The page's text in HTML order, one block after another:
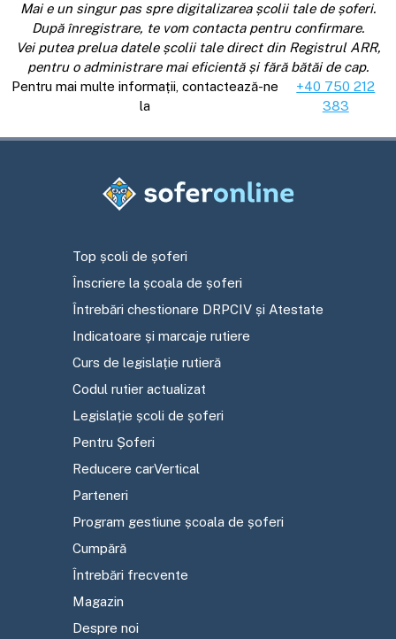
Mai e un singur pas spre digitalizarea școlii tale de șoferi.
După înregistrare, te vom contacta pentru confirmare.
Vei putea prelua datele școlii tale direct din Registrul ARR,
pentru o administrare mai eficientă și fără bătăi de cap.
Pentru mai multe informații, contactează-ne
la
+40 750 212
383
Top școli de șoferi
Înscriere la școala de șoferi
Întrebări chestionare DRPCIV și Atestate
Indicatoare și marcaje rutiere
Curs de legislație rutieră
Codul rutier actualizat
Legislație școli de șoferi
Pentru Șoferi
Reducere carVertical
Parteneri
Program gestiune școala de șoferi
Cumpără
Întrebări frecvente
Magazin
Despre noi